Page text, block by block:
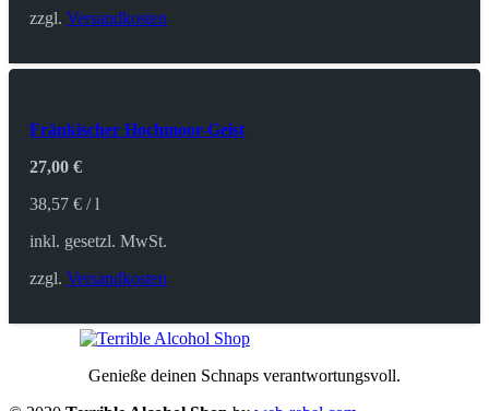
zzgl.Versandkosten
Fränkischer Hochmoor-Geist
27,00€
38,57€ /l
inkl. gesetzl. MwSt.
zzgl.Versandkosten
Genieße deinen Schnaps verantwortungsvoll.